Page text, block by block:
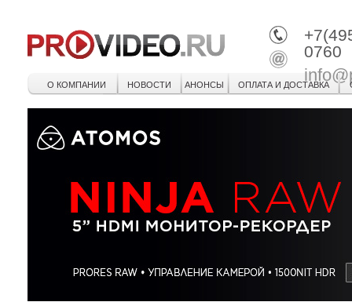
0760
О КОМПАНИИ НОВОСТИ АНОНСЫ ОПЛАТА И ДОСТАВКА